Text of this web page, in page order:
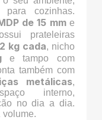
cozinhas.
de 15 mme
prateleiras
2 kg cada, nicho
e tampo com
também com
metálicas,
interno,
no dia a dia.
volume.